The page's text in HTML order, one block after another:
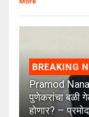
BREAKING
Pramod
पुणेकरांचा बळी
होणार? –